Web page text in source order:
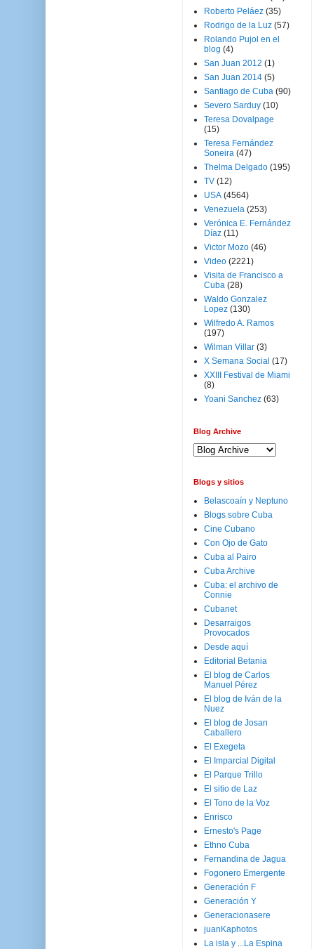
Roberto Peláez (35)
Rodrigo de la Luz (57)
Rolando Pujol en el
blog (4)
San Juan 2012 (1)
San Juan 2014 (5)
Santiago de Cuba (90)
Severo Sarduy (10)
Teresa Dovalpage
(15)
Teresa Fernández
Soneira (47)
Thelma Delgado (195)
TV (12)
USA (4564)
Venezuela (253)
Verónica E. Fernández
Díaz (11)
Victor Mozo (46)
Video (2221)
Visita de Francisco a
Cuba (28)
Waldo Gonzalez
Lopez (130)
Wilfredo A. Ramos
(197)
Wilman Villar (3)
X Semana Social (17)
XXIII Festival de Miami
(8)
Yoani Sanchez (63)
Blog Archive
Blogs y sitios
Belascoaín y Neptuno
Blogs sobre Cuba
Cine Cubano
Con Ojo de Gato
Cuba al Pairo
Cuba Archive
Cuba: el archivo de
Connie
Cubanet
Desarraigos
Provocados
Desde aquí
Editorial Betania
El blog de Carlos
Manuel Pérez
El blog de Iván de la
Nuez
El blog de Josan
Caballero
El Exegeta
El Imparcial Digital
El Parque Trillo
El sitio de Laz
El Tono de la Voz
Enrisco
Ernesto's Page
Ethno Cuba
Fernandina de Jagua
Fogonero Emergente
Generación F
Generación Y
Generacionasere
juanKaphotos
La isla y ...La Espina